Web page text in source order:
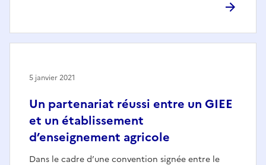
Un partenariat réussi entre un GIEE
et un établissement
d’enseignement agricole
Dans le cadre d’une convention signée entre le
5 janvier 2021